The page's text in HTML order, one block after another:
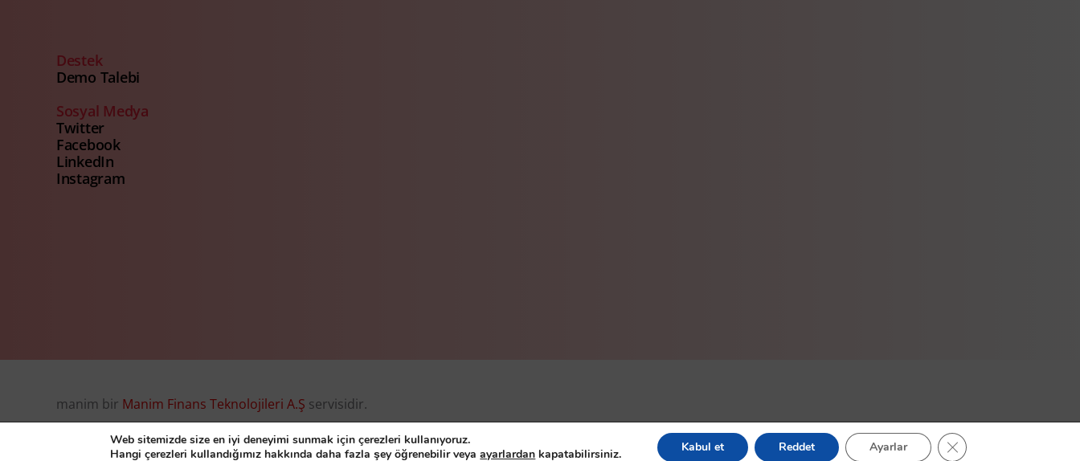
Destek
Demo Talebi
Sosyal Medya
Twitter
Facebook
LinkedIn
Instagram
manim bir Manim Finans Teknolojileri A.Ş servisidir.
© Manim Finans Teknolojileri A.Ş. 2026, all right reserved
Web sitemizde size en iyi deneyimi sunmak için çerezleri kullanıyoruz.
Hangi çerezleri kullandığımız hakkında daha fazla şey öğrenebilir veyaayarlardan kapatabilirsiniz. Kabul et Reddet Ayarlar GDPR çerez şeridini